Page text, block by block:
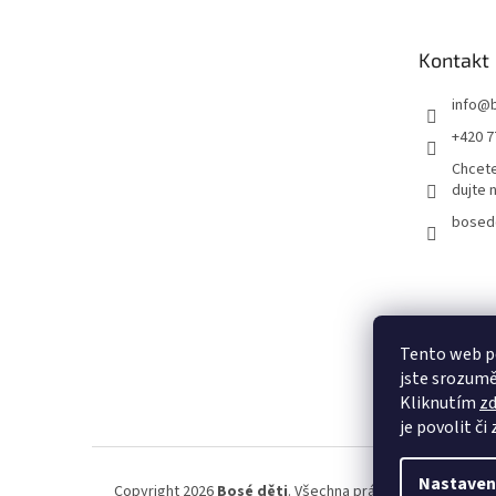
Tento web
jste
Kliknutím
je povolit či
Kontakt
info@
+420
dujte
Copyright 2026 Bosé děti. Všechna práva vyhrazena.